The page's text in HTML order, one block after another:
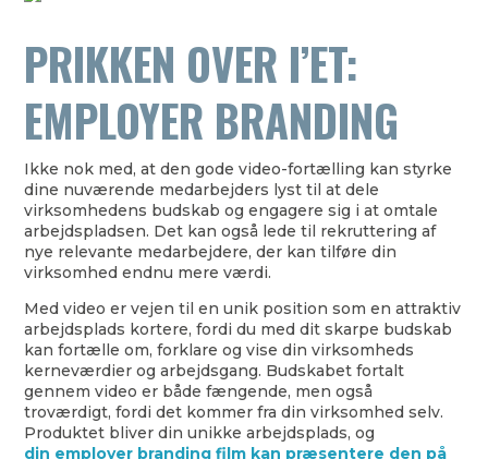
PRIKKEN OVER I’ET:
EMPLOYER BRANDING
Ikke nok med, at den gode video-fortælling kan styrke
dine nuværende medarbejders lyst til at dele
virksomhedens budskab og engagere sig i at omtale
arbejdspladsen. Det kan også lede til rekruttering af
nye relevante medarbejdere, der kan tilføre din
virksomhed endnu mere værdi.
Med video er vejen til en unik position som en attraktiv
arbejdsplads kortere, fordi du med dit skarpe budskab
kan fortælle om, forklare og vise din virksomheds
kerneværdier og arbejdsgang. Budskabet fortalt
gennem video er både fængende, men også
troværdigt, fordi det kommer fra din virksomhed selv.
Produktet bliver din unikke arbejdsplads, og
din employer branding film kan præsentere den på